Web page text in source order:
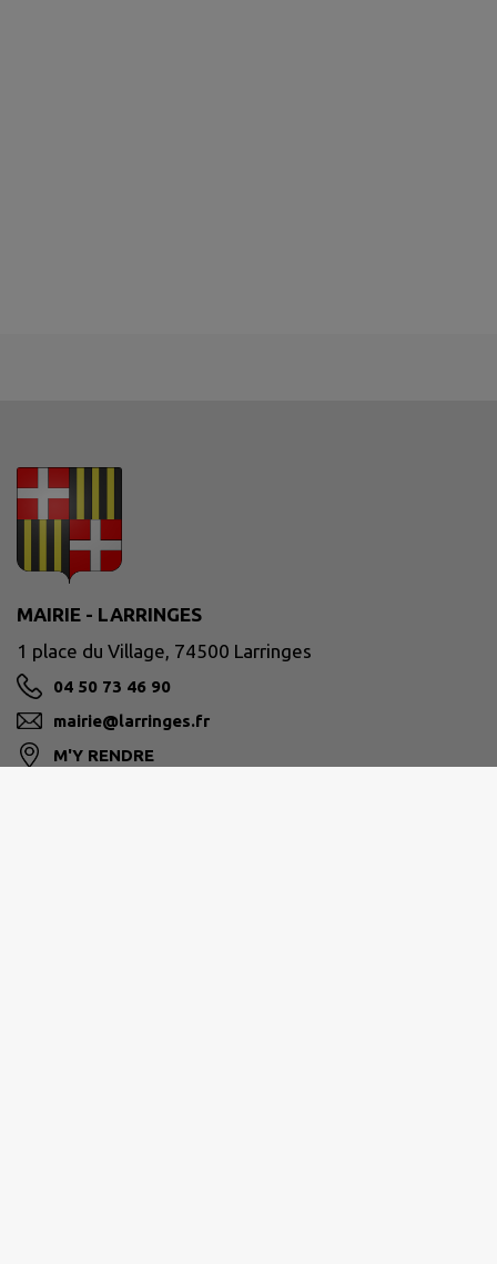
MAIRIE - LARRINGES
1 place du Village, 74500 Larringes
04 50 73 46 90
mairie@larringes.fr
M'Y RENDRE